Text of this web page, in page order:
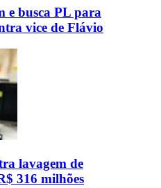
e busca PL para
vice de Flávio
lavagem de
316 milhões